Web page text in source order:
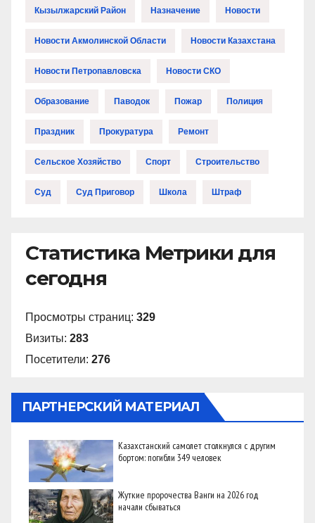
Кызылжарский Район Назначение Новости
Новости Акмолинской Области Новости Казахстана
Новости Петропавловска Новости СКО
Образование Паводок Пожар Полиция
Праздник Прокуратура Ремонт
Сельское Хозяйство Спорт Строительство
Суд Суд Приговор Школа Штраф
Статистика Метрики для
сегодня
Просмотры страниц: 329
Визиты: 283
Посетители: 276
ПАРТНЕРСКИЙ МАТЕРИАЛ
Казахстанский самолет столкнулся с другим
бортом: погибли 349 человек
Жуткие пророчества Ванги на 2026 год
начали сбываться